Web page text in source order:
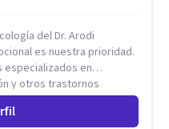
del Dr. Arodi
es nuestra prioridad.
especializados en
y otros trastornos
a ofrecerte el mejor
nuestro